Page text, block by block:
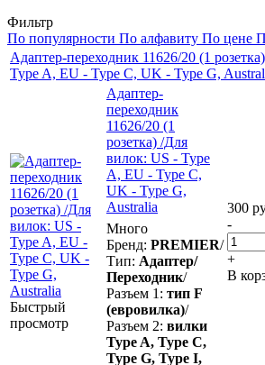
Фильтр
По популярности По алфавиту По цене
Адаптер-переходник 11626/20 (1
Type A, EU - Type C, UK - Type G,
Быстрый
просмотр
Адаптер-
переходник
11626/20 (1
розетка) /Для
вилок: US - Type
A, EU - Type C,
UK - Type G,
Australia
Много
Бренд: PREMIER/
Тип: Адаптер/
Переходник/
Разъем 1: тип F
(евровилка)/
Разъем 2: вилки
Type A, Type C,
Type G, Type I,
300
-
+
В